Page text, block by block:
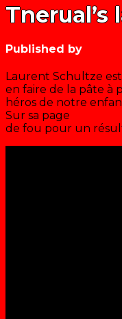
Tnerual’s
Published by
Laurent Schultze
en faire de la pâte à
héros de notre
Sur sa page
de fou pour un